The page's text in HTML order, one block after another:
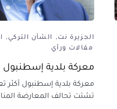
الجزيرة نت الشأن التركي
مقالات ورأي
معركة بلدية إسطنبول
معركة بلدية إسطنبول أكثر
تشتت تحالف المعارضة